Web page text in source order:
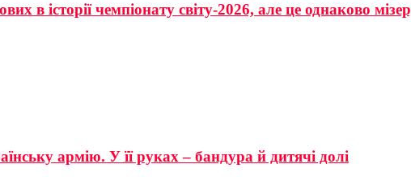
в історії чемпіонату світу-2026, але це однаково
армію. У її руках – бандура й дитячі долі